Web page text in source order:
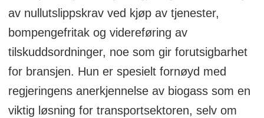
av nullutslippskrav ved kjøp av tjenester,
bompengefritak og videreføring av
tilskuddsordninger, noe som gir forutsigbarhet
for bransjen. Hun er spesielt fornøyd med
regjeringens anerkjennelse av biogass som en
viktig løsning for transportsektoren, selv om